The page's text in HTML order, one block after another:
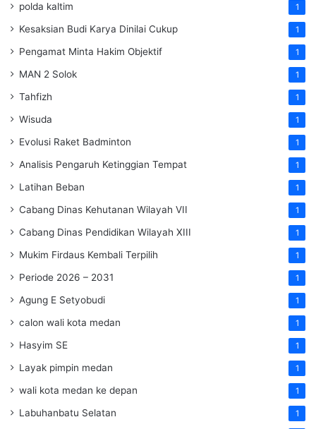
polda kaltim 1
Kesaksian Budi Karya Dinilai Cukup 1
Pengamat Minta Hakim Objektif 1
MAN 2 Solok 1
Tahfizh 1
Wisuda 1
Evolusi Raket Badminton 1
Analisis Pengaruh Ketinggian Tempat 1
Latihan Beban 1
Cabang Dinas Kehutanan Wilayah VII 1
Cabang Dinas Pendidikan Wilayah XIII 1
Mukim Firdaus Kembali Terpilih 1
Periode 2026 – 2031 1
Agung E Setyobudi 1
calon wali kota medan 1
Hasyim SE 1
Layak pimpin medan 1
wali kota medan ke depan 1
Labuhanbatu Selatan 1